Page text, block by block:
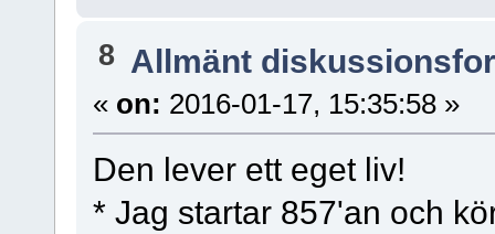
8 Allmänt
« on: 2016-01-17, 15:35:58 »
Den lever ett eget liv!
* Jag startar 857'an och